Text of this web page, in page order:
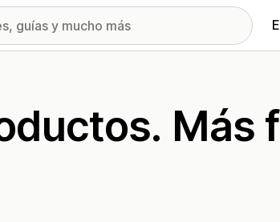
Más